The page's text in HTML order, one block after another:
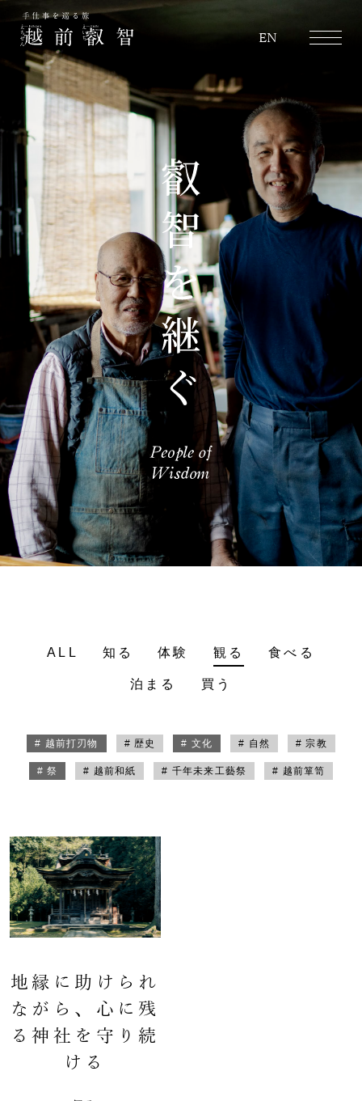
EN
ALL 知る 体験 観る 食べる
泊まる 買う
# 越前打刃物 # 歴史 # 文化 # 自然 # 宗教
# 祭 # 越前和紙 # 千年未来工藝祭 # 越前箪笥
地縁に助けられ
ながら、心に残
る神社を守り続
ける